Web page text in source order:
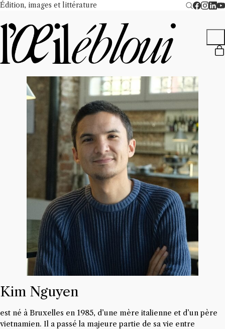
Édition, images et littérature
Kim Nguyen
est né à Bruxelles en 1985, d’une mère italienne et d’un père
vietnamien. Il a passé la majeure partie de sa vie entre